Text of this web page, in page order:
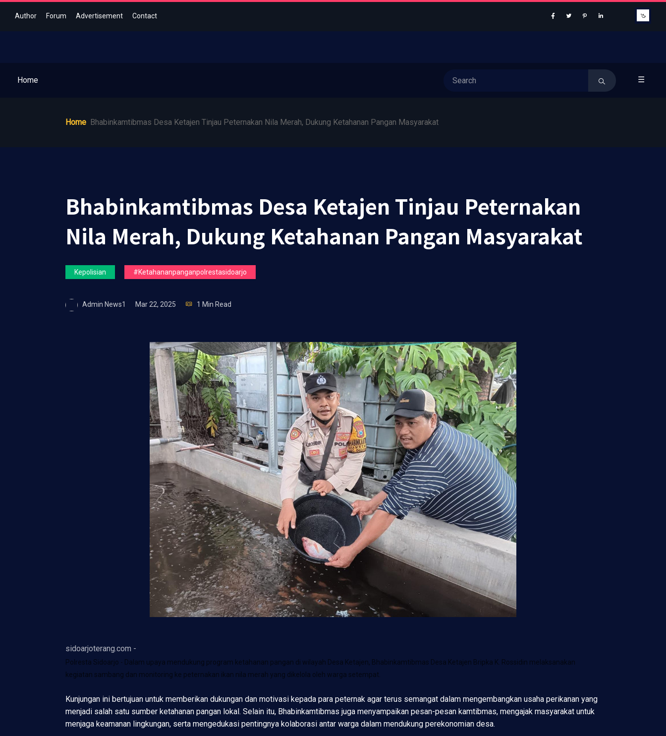
Author Forum Advertisement Contact
Home ☰
Home Bhabinkamtibmas Desa Ketajen Tinjau Peternakan Nila Merah, Dukung Ketahanan Pangan Masyarakat
Bhabinkamtibmas Desa Ketajen Tinjau Peternakan
Nila Merah, Dukung Ketahanan Pangan Masyarakat
Kepolisian #ketahananpanganpolrestasidoarjo
Admin News1 Mar 22, 2025 1 Min Read
sidoarjoterang.com -
Polresta Sidoarjo - Dalam upaya mendukung program ketahanan pangan di wilayah Desa Ketajen, Bhabinkamtibmas Desa Ketajen Bripka K. Rossidin melaksanakan
kegiatan sambang dan monitoring ke peternakan ikan nila merah yang dikelola oleh warga setempat.
Kunjungan ini bertujuan untuk memberikan dukungan dan motivasi kepada para peternak agar terus semangat dalam mengembangkan usaha perikanan yang
menjadi salah satu sumber ketahanan pangan lokal. Selain itu, Bhabinkamtibmas juga menyampaikan pesan-pesan kamtibmas, mengajak masyarakat untuk
menjaga keamanan lingkungan, serta mengedukasi pentingnya kolaborasi antar warga dalam mendukung perekonomian desa.